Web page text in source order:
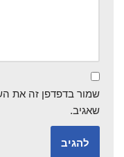
שמור בדפדפן זה את
שאגיב.